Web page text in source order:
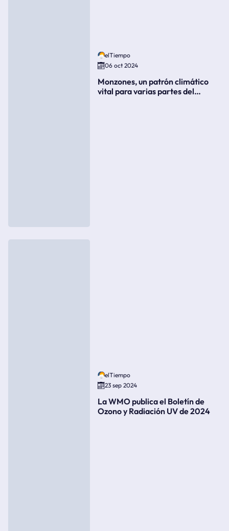
elTiempo
06 oct 2024
Monzones, un patrón climático
vital para varias partes del
elTiempo
23 sep 2024
La WMO publica el Boletín de
Ozono y Radiación UV de 2024